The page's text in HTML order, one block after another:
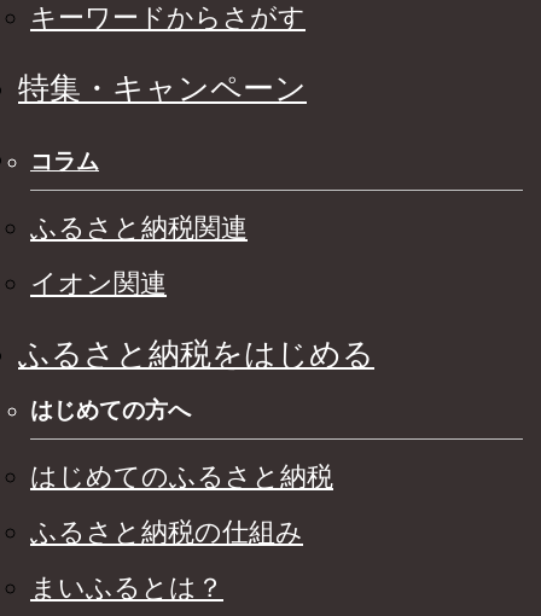
キーワードからさがす
特集・キャンペーン
コラム
ふるさと納税関連
イオン関連
ふるさと納税をはじめる
はじめての方へ
はじめてのふるさと納税
ふるさと納税の仕組み
まいふるとは？